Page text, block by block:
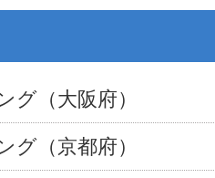
グ（大阪府）
グ（京都府）